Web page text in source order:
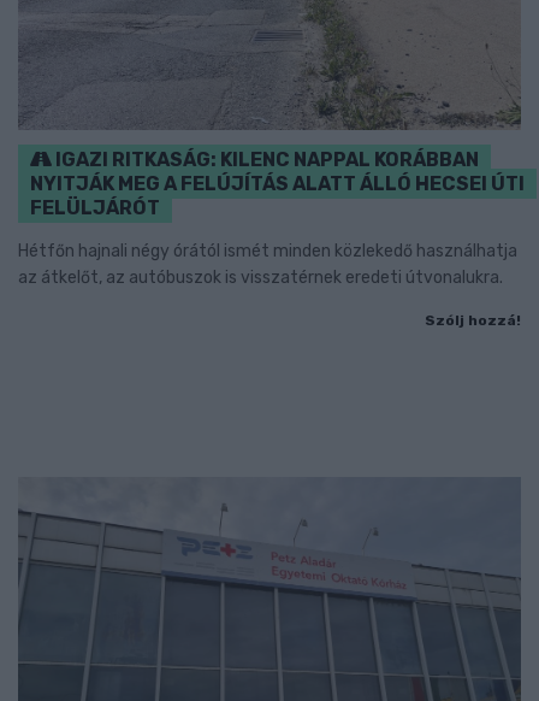
IGAZI RITKASÁG: KILENC NAPPAL KORÁBBAN
NYITJÁK MEG A FELÚJÍTÁS ALATT ÁLLÓ HECSEI ÚTI
FELÜLJÁRÓT
Hétfőn hajnali négy órától ismét minden közlekedő használhatja
az átkelőt, az autóbuszok is visszatérnek eredeti útvonalukra.
Szólj hozzá!